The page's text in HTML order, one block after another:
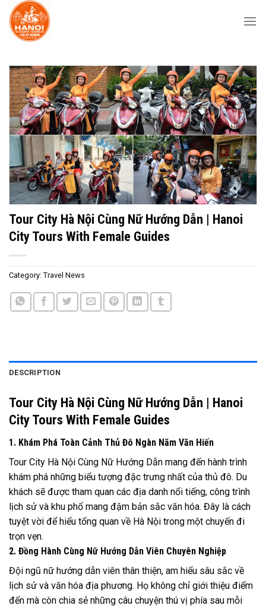
Skip
content
Tour City Hà Nội Cùng Nữ Hướng Dẫn | Hanoi
City Tours With Female Guides
Category: Travel News
DESCRIPTION
Tour City Hà Nội Cùng Nữ Hướng Dẫn | Hanoi
City Tours With Female Guides
1. Khám Phá Toàn Cảnh Thủ Đô Ngàn Năm Văn Hiến
Tour City Hà Nội Cùng Nữ Hướng Dẫn mang đến hành trình
khám phá những biểu tượng đặc trưng nhất của thủ đô. Du
khách sẽ được tham quan các địa danh nổi tiếng, công trình
lịch sử và khu phố mang đậm bản sắc văn hóa. Đây là cách
tuyệt vời để hiểu tổng quan về Hà Nội trong một chuyến đi
trọn vẹn.
2. Đồng Hành Cùng Nữ Hướng Dẫn Viên Chuyên Nghiệp
Đội ngũ nữ hướng dẫn viên thân thiện, am hiểu sâu sắc về
lịch sử và văn hóa địa phương. Họ không chỉ giới thiệu điểm
đến mà còn chia sẻ những câu chuyện thú vị phía sau mỗi